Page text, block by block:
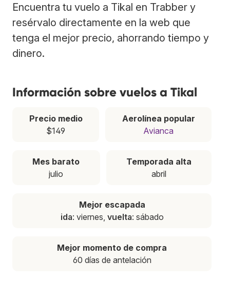
Encuentra tu vuelo a Tikal en Trabber y
resérvalo directamente en la web que
tenga el mejor precio, ahorrando tiempo y
dinero.
Información sobre vuelos a Tikal
Precio medio
$149
Aerolínea popular
Avianca
Mes barato
julio
Temporada alta
abril
Mejor escapada
ida: viernes, vuelta: sábado
Mejor momento de compra
60 días de antelación